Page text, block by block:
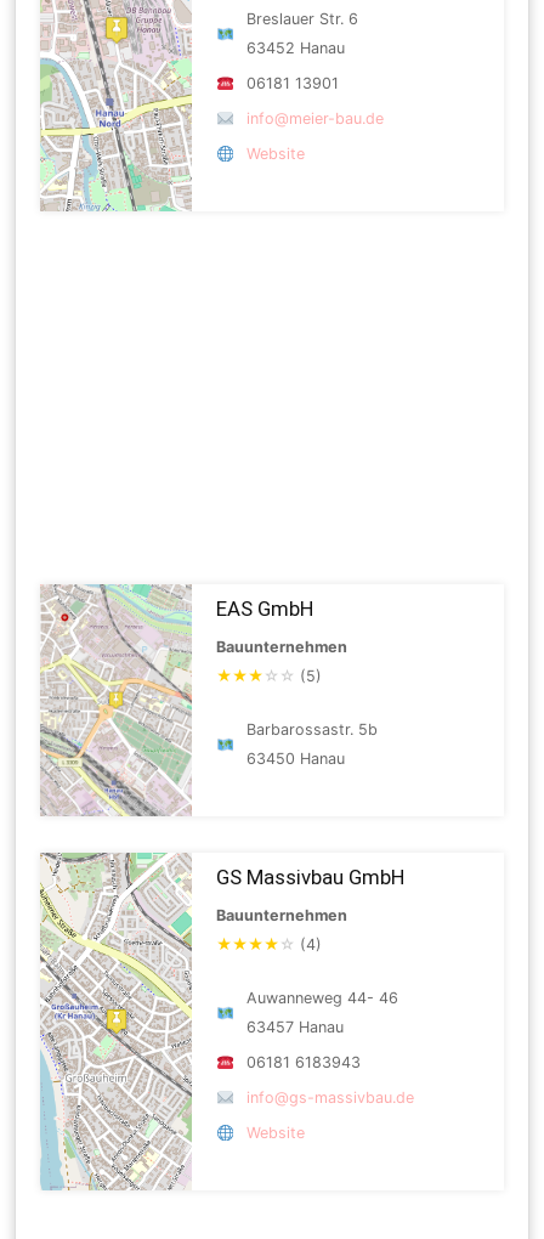
Breslauer Str. 6
63452 Hanau
06181 13901
info@meier-bau.de
Website
EAS GmbH
Bauunternehmen
★★★ ☆ ☆ (5)
Barbarossastr. 5b
63450 Hanau
GS Massivbau GmbH
Bauunternehmen
★★★★ ☆ (4)
Auwanneweg 44- 46
63457 Hanau
06181 6183943
info@gs-massivbau.de
Website